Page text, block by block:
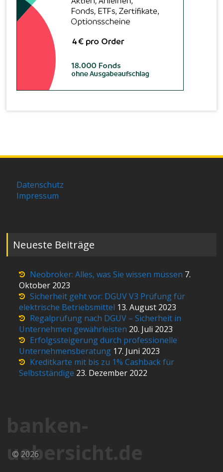
Datenschutz
Impressum
Neueste Beiträge
Neobroker: Alles, was Sie wissen müssen 7.
Oktober 2023
Sicherheit geht vor: DGUV V3 Prüfung für
elektrische Betriebsmittel 13. August 2023
Regalprüfung nach DGUV – Sicherheit in
Unternehmen gewährleisten 20. Juli 2023
Erfolgssteigerung durch professionelle
Unternehmensberatung 17. Juni 2023
Kreditkarte mit bis zu 1% Cashback für
Selbstständige 23. Dezember 2022
banken-
uebersicht.de
© 2026